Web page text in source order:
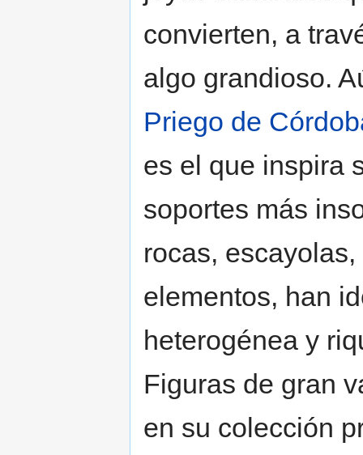
convierten, a
algo grandioso.
Priego de
es el que inspira
soportes más
rocas,
elementos, han
heterogénea y
Figuras de gran
en su colección